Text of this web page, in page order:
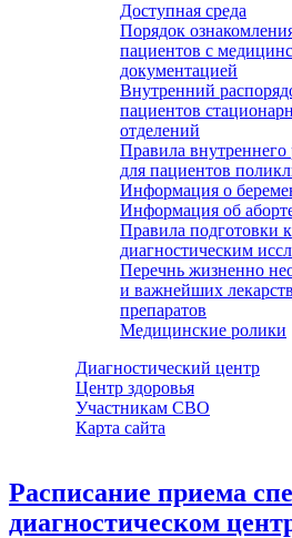
Доступная среда
Порядок
пациентов с
документацией
Внутренний
пациентов
отделений
Правила внутреннего
для пациентов
Информация о
Информация об
Правила подготовки к
диагностическим
Перечнь жизненно
и важнейших
препаратов
Медицинские ролики
Диагностический центр
Центр здоровья
Участникам СВО
Карта сайта
Расписание приема
диагностическом